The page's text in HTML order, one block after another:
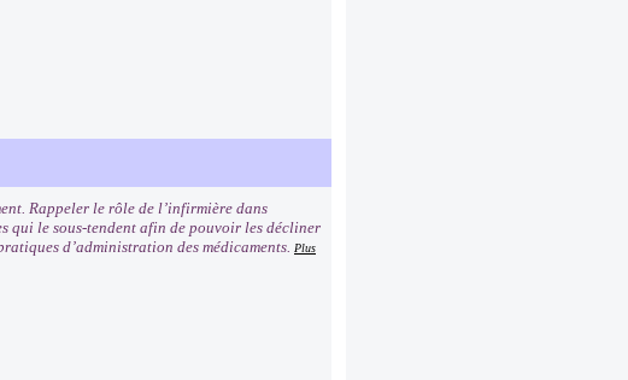
Rappeler le rôle de l’infirmière dans
qui le sous-tendent afin de pouvoir les décliner
d’administration des médicaments. Plus